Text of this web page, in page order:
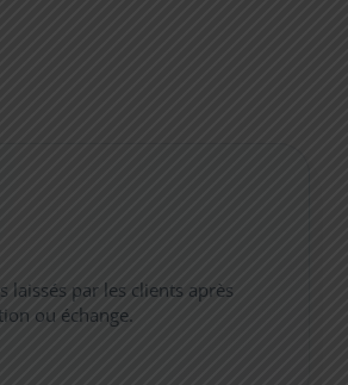
laissés par les clients après
ou échange.